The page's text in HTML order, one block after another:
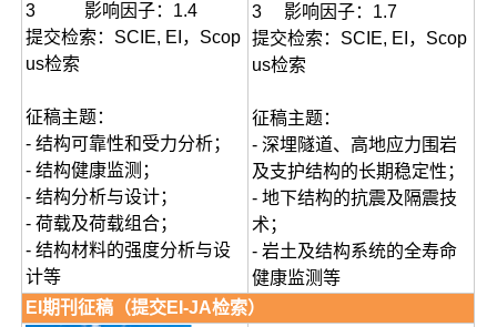
3 影响因子：1.4
提交检索：SCIE, EI，Scop
us检索
征稿主题：
- 结构可靠性和受力分析；
- 结构健康监测；
- 结构分析与设计；
- 荷载及荷载组合；
- 结构材料的强度分析与设
计等
3 影响因子：1.7
提交检索：SCIE, EI，Scop
us检索
征稿主题：
- 深埋隧道、高地应力围岩
及支护结构的长期稳定性；
- 地下结构的抗震及隔震技
术；
- 岩土及结构系统的全寿命
健康监测等
EI期刊征稿（提交EI-JA检索）